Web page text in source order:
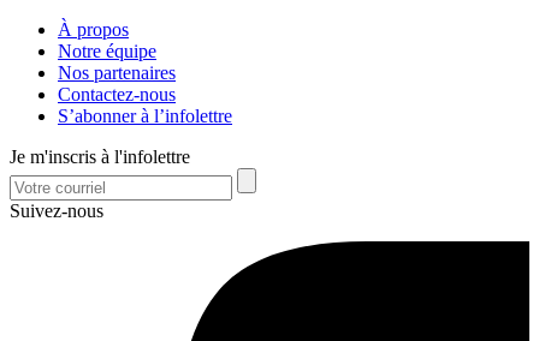
À propos
Notre équipe
Nos partenaires
Contactez-nous
S’abonner à l’infolettre
Je m'inscris à l'infolettre
Suivez-nous